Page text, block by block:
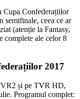
Cupa Confederațiilor
semifinale, ceea ce ar
(atenție la Fantasy,
complete ale celor 8
2017
și pe TVR HD,
Programul complet: